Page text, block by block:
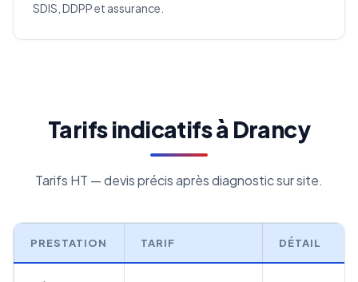
SDIS, DDPP et assurance.
Tarifs indicatifs à Drancy
Tarifs HT — devis précis après diagnostic sur site.
PRESTATION TARIF DÉTAIL